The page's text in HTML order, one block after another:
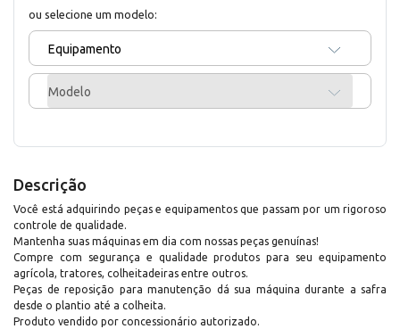
ou selecione um modelo:
Equipamento
Modelo
Descrição
Você está adquirindo peças e equipamentos que passam por um rigoroso
controle de qualidade.
Mantenha suas máquinas em dia com nossas peças genuínas!
Compre com segurança e qualidade produtos para seu equipamento
agrícola, tratores, colheitadeiras entre outros.
Peças de reposição para manutenção dá sua máquina durante a safra
desde o plantio até a colheita.
Produto vendido por concessionário autorizado.